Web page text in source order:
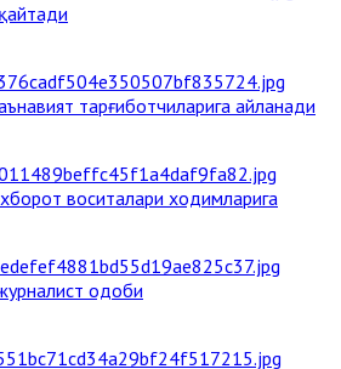
тарғиботчиларига айланади
воситалари ходимларига
одоби